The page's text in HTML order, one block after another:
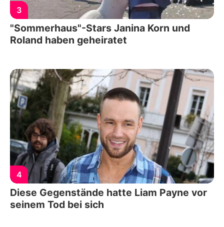
3
"Sommerhaus"-Stars Janina Korn und
Roland haben geheiratet
4
Diese Gegenstände hatte Liam Payne vor
seinem Tod bei sich